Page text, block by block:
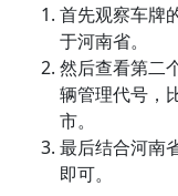
首先观察车牌
于河南省。
然后查看第二
辆管理代号，
市。
最后结合河南
即可。